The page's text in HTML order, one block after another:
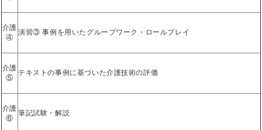
介護
④
演習③ 事例を用いたグループワーク・ロールプレイ
介護
⑤
テキストの事例に基づいた介護技術の評価
介護
⑥
筆記試験・解説